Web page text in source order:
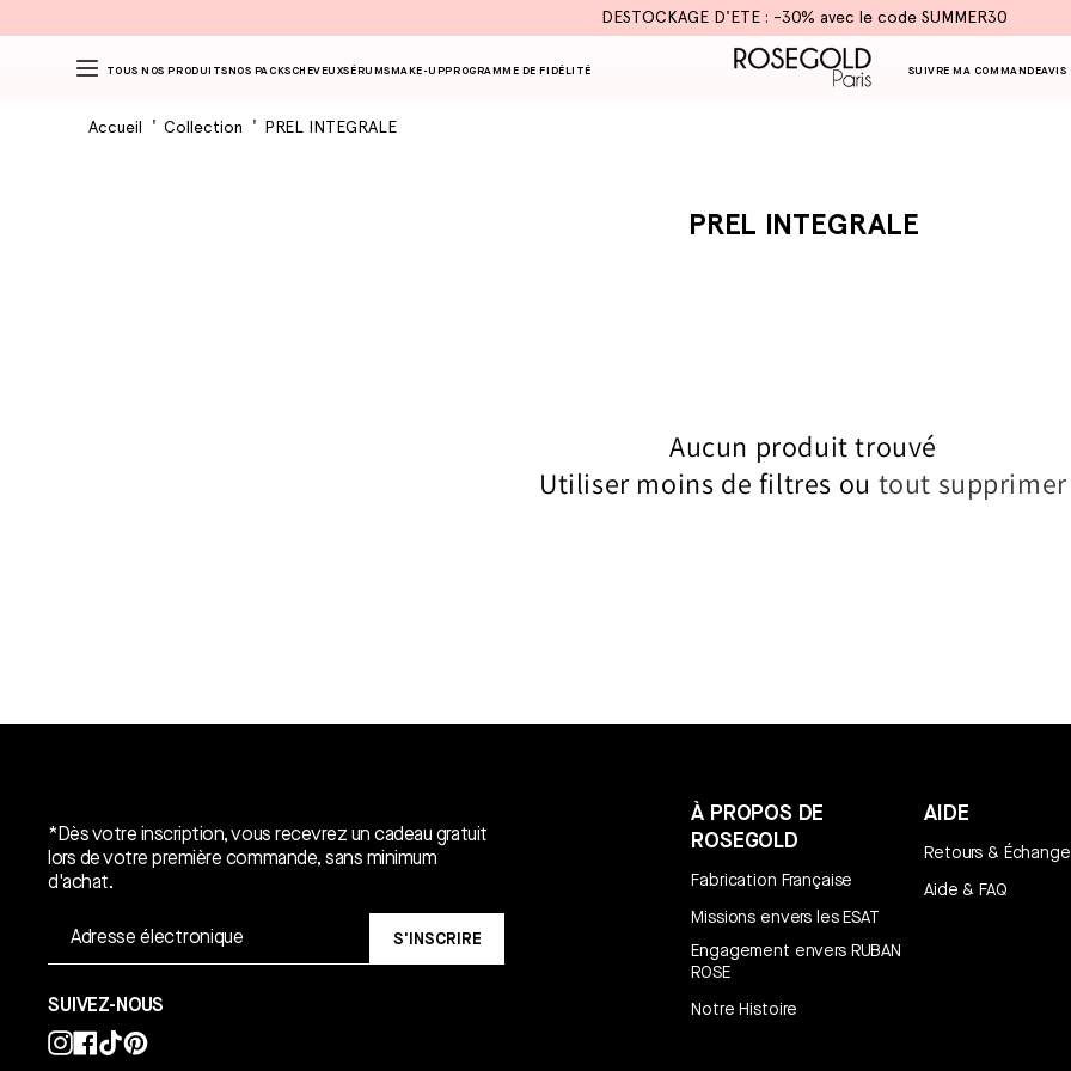
DESTOCKAGE D'ETE : -30% avec le code SUMMER30
TOUS NOS PRODUITSNOS PACKSCHEVEUXSÉRUMSMAKE-UPPROGRAMME DE FIDÉLITÉ SUIVRE MA COMMANDEAVIS
Accueil Collection PREL INTEGRALE
C
T
I
PREL INTEGRALE
Aucun produit trouvé
Utiliser moins de filtres ou tout supprimer
*Dès votre inscription, vous recevrez un cadeau gratuit
lors de votre première commande, sans minimum
d'achat.
S'INSCRIRE
SUIVEZ-NOUS
Instagram
Facebook
TikTokPinterest
À PROPOS DE
ROSEGOLD
Fabrication Française
Missions envers les ESAT
Engagement envers RUBAN
ROSE
Notre Histoire
AIDE
Retours &
Aide & FAQ